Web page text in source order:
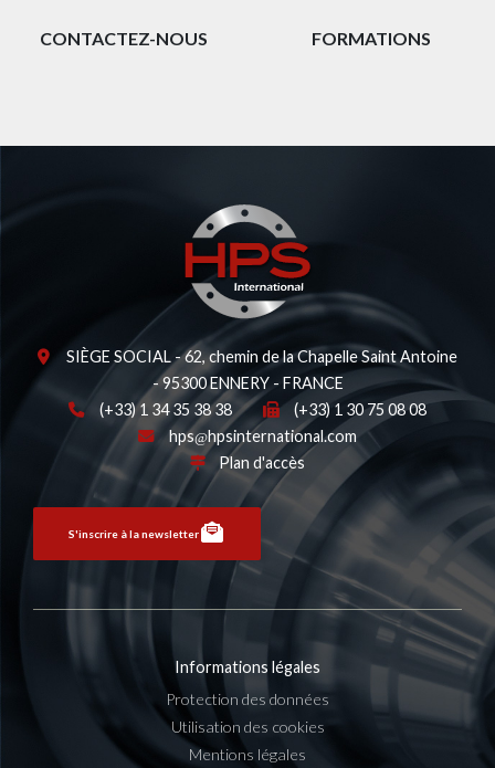
CONTACTEZ-NOUS FORMATIONS
SIÈGE SOCIAL - 62, chemin de la Chapelle Saint Antoine
- 95300 ENNERY - FRANCE
(+33) 1 34 35 38 38
(+33) 1 30 75 08 08
hps
hpsinternational.com
Plan d'accès
S'inscrire à la newsletter
Informations légales
Protection des données
Utilisation des cookies
Mentions légales